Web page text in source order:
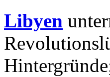
Libyen